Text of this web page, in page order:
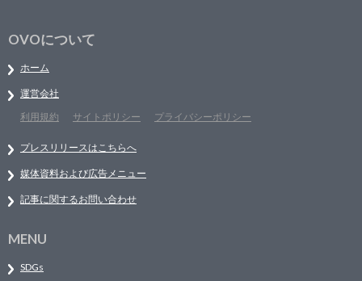
OVOについて
ホーム
運営会社
利用規約
サイトポリシー プライバシーポリシー
プレスリリースはこちらへ
媒体資料および広告メニュー
記事に関するお問い合わせ
MENU
SDGs